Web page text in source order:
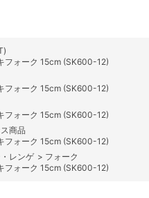
フォーク 15cm (SK600-12)
フォーク 15cm (SK600-12)
フォーク 15cm (SK600-12)
商品
フォーク 15cm (SK600-12)
レンゲ > フォーク
フォーク 15cm (SK600-12)